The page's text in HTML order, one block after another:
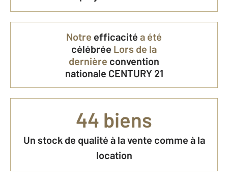
Notre efficacité a été
célébrée Lors de la
dernière convention
nationale CENTURY 21
44 biens
Un stock de qualité à la vente comme à la
location